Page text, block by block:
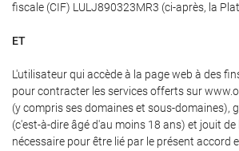
fiscale (CIF) LULJ890323MR3 (ci-après, la
ET
L'utilisateur qui accède à la page web à des
pour contracter les services offerts sur
(y compris ses domaines et sous-domaines),
(c'est-à-dire âgé d'au moins 18 ans) et jouit
nécessaire pour être lié par le présent accord